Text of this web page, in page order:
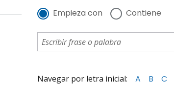
Empieza con Contiene
Navegar por letra inicial: A B C